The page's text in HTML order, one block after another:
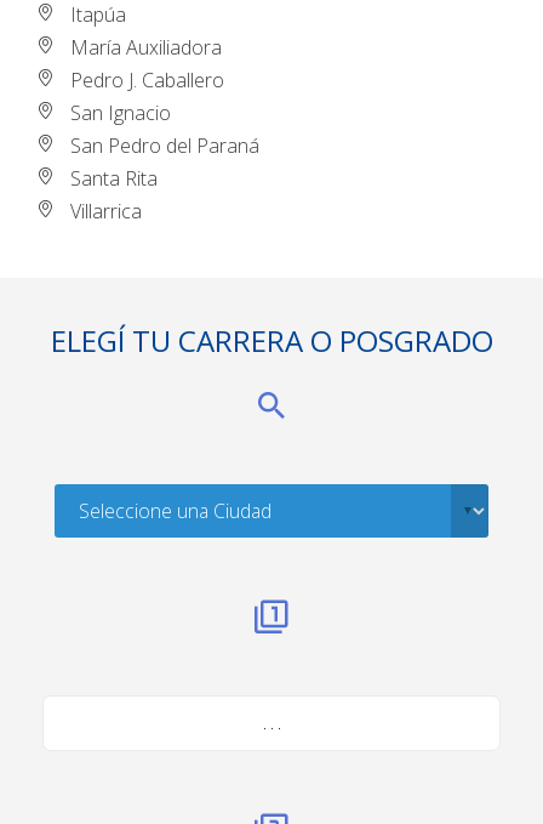
Itapúa
María Auxiliadora
Pedro J. Caballero
San Ignacio
San Pedro del Paraná
Santa Rita
Villarrica
ELEGÍ TU CARRERA O POSGRADO